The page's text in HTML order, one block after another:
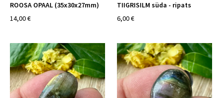
ROOSA OPAAL (35x30x27mm)
14,00 €
TIIGRISILM süda - ripats
6,00 €